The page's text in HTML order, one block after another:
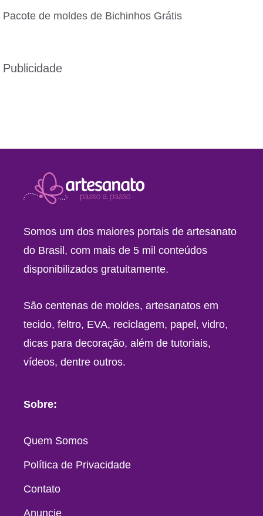
Pacote de moldes de Bichinhos Grátis
Publicidade
Somos um dos maiores portais de artesanato
do Brasil, com mais de 5 mil conteúdos
disponibilizados gratuitamente.
São centenas de moldes, artesanatos em
tecido, feltro, EVA, reciclagem, papel, vidro,
dicas para decoração, além de tutoriais,
vídeos, dentre outros.
Sobre:
Quem Somos
Política de Privacidade
Contato
Anuncie